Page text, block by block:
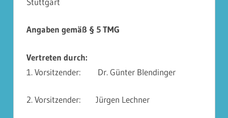
Angaben gemäß § 5 TMG
Vertreten durch:
1. Vorsitzender: Dr. Günter Blendinger
2. Vorsitzender: Jürgen Lechner